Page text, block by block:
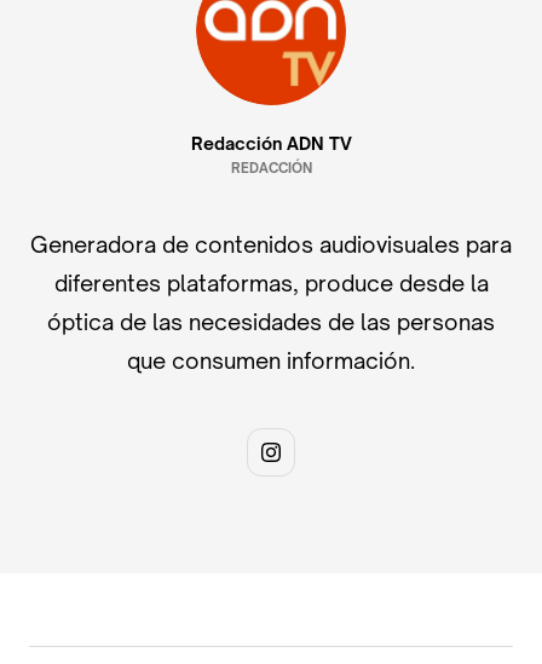
Redacción ADN TV
REDACCIÓN
Generadora de contenidos audiovisuales para
diferentes plataformas, produce desde la
óptica de las necesidades de las personas
que consumen información.